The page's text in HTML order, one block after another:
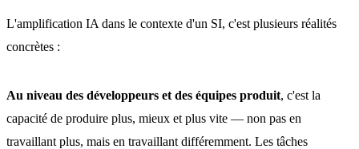
L'amplification IA dans le contexte d'un SI, c'est plusieurs réalités
concrètes :
Au niveau des développeurs et des équipes produit, c'est la
capacité de produire plus, mieux et plus vite — non pas en
travaillant plus, mais en travaillant différemment. Les tâches